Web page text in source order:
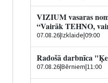
VIZIUM vasaras
“Vairāk TEHNO,
07.08.26|Izklaide|09:00
Radošā darbnīca
07.08.26|Bērniem|11:00